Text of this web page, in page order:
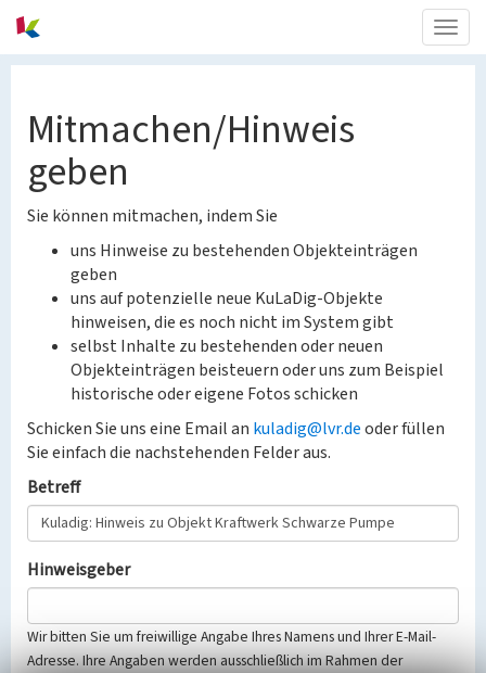
Mitmachen/Hinweis
geben
Sie können mitmachen, indem Sie
uns Hinweise zu bestehenden Objekteinträgen
geben
uns auf potenzielle neue KuLaDig-Objekte
hinweisen, die es noch nicht im System gibt
selbst Inhalte zu bestehenden oder neuen
Objekteinträgen beisteuern oder uns zum Beispiel
historische oder eigene Fotos schicken
Schicken Sie uns eine Email an kuladig@lvr.deoder füllen
Sie einfach die nachstehenden Felder aus.
Betreff
Hinweisgeber
Wir bitten Sie um freiwillige Angabe Ihres Namens und Ihrer E-Mail-
Adresse. Ihre Angaben werden ausschließlich im Rahmen der